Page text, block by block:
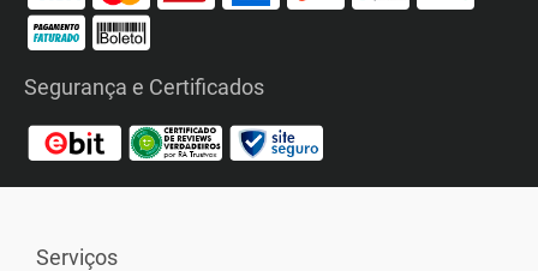
Segurança e Certificados
Serviços